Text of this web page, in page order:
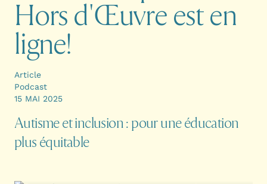
Hors d'Œuvre esten
ligne!
Article
Podcast
15 MAI 2025
Autisme et inclusion : pour une éducation
plus équitable